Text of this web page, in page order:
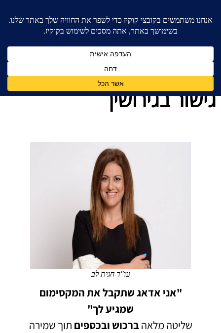
בלוג מאמרים - משרד עורכי דין לענייני משפחה
גישור בגירושין
עו"ד חגית לב
"אני אדאג שתקבל את המקסימום
שמגיע לך"
שליטה מלאהברכוש ובכספים תוך שמירה